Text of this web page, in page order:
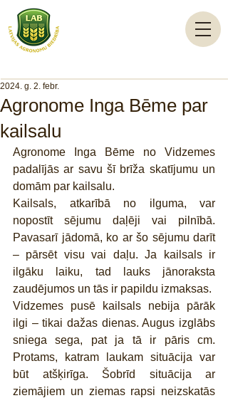
Agronome Inga Bēme par
kailsalu
2024. g. 2. febr.
Agronome Inga Bēme no Vidzemes
padalījās ar savu šī brīža skatījumu un
domām par kailsalu.
Kailsals, atkarībā no ilguma, var
nopostīt sējumu daļēji vai pilnībā.
Pavasarī jādomā, ko ar šo sējumu darīt
– pārsēt visu vai daļu. Ja kailsals ir
ilgāku laiku, tad lauks jānoraksta
zaudējumos un tās ir papildu izmaksas.
Vidzemes pusē kailsals nebija pārāk
ilgi – tikai dažas dienas. Augus izglābs
sniega sega, pat ja tā ir pāris cm.
Protams, katram laukam situācija var
būt atšķirīga. Šobrīd situācija ar
ziemājiem un ziemas rapsi neizskatās